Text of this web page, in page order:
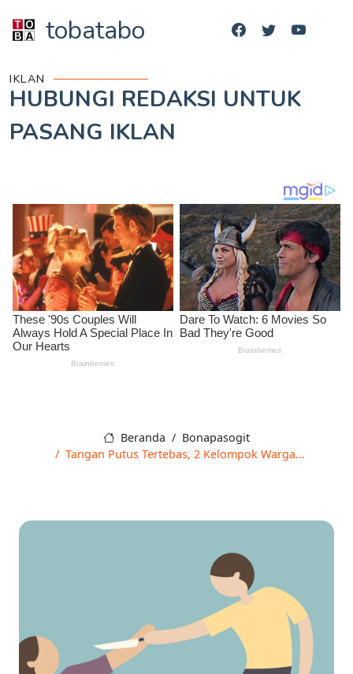
tobatabo
IKLAN
HUBUNGI REDAKSI UNTUK
PASANG IKLAN
Beranda
Bonapasogit
Tangan Putus Tertebas, 2 Kelompok Warga...